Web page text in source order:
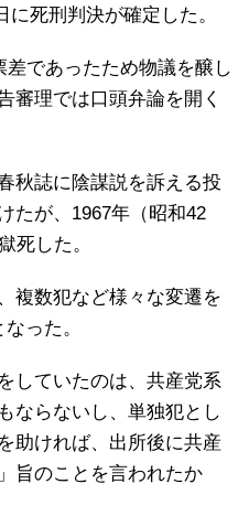
死刑判決が確定した。
差であったため物議を醸し
審理では口頭弁論を開く
秋誌に陰謀説を訴える投
たが、1967年（昭和42
死した。
複数犯など様々な変遷を
った。
していたのは、共産党系
ならないし、単独犯とし
助ければ、出所後に共産
旨のことを言われたか